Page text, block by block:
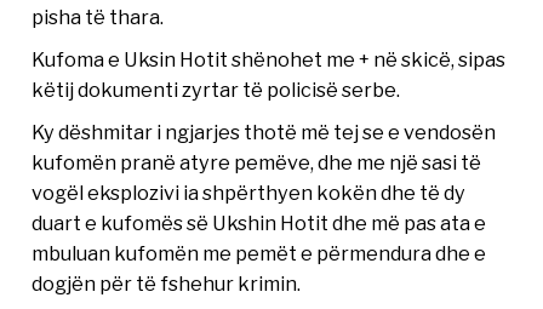
pisha të thara.
Kufoma e Uksin Hotit shënohet me + në skicë, sipas
këtij dokumenti zyrtar të policisë serbe.
Ky dëshmitar i ngjarjes thotë më tej se e vendosën
kufomën pranë atyre pemëve, dhe me një sasi të
vogël eksplozivi ia shpërthyen kokën dhe të dy
duart e kufomës së Ukshin Hotit dhe më pas ata e
mbuluan kufomën me pemët e përmendura dhe e
dogjën për të fshehur krimin.